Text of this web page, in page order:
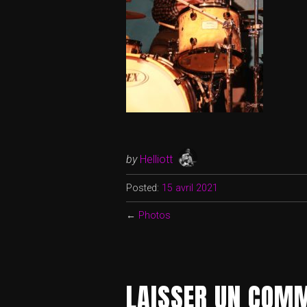
by Helliott
Posted: 15 avril 2021
← Photos
LAISSER UN